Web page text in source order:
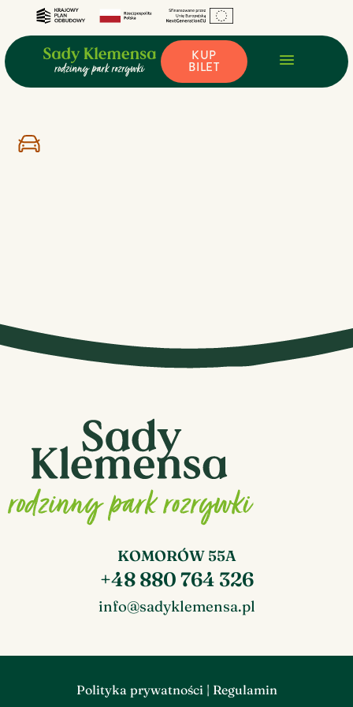
KUP
BILET
KOMORÓW 55A
+48 880 764 326
info@sadyklemensa.pl
Polityka prywatności| Regulamin